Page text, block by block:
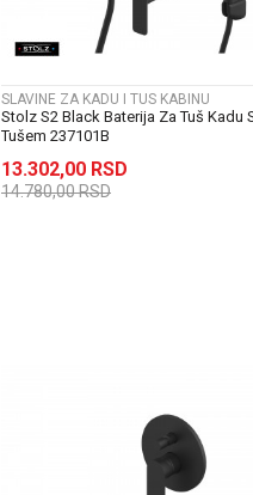
SLAVINE ZA KADU I TUS KABINU
Stolz S2 Black Baterija Za Tuš Kadu
Tušem 237101B
13.302,00 RSD
14.780,00RSD
UPOREDI